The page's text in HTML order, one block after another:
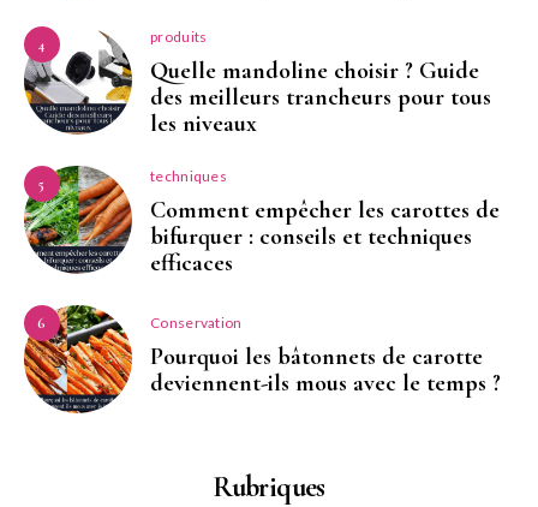
4 produits
Quelle mandoline choisir ? Guide
des meilleurs trancheurs pour tous
les niveaux
5 techniques
Comment empêcher les carottes de
bifurquer : conseils et techniques
efficaces
6 Conservation
Pourquoi les bâtonnets de carotte
deviennent-ils mous avec le temps ?
Rubriques